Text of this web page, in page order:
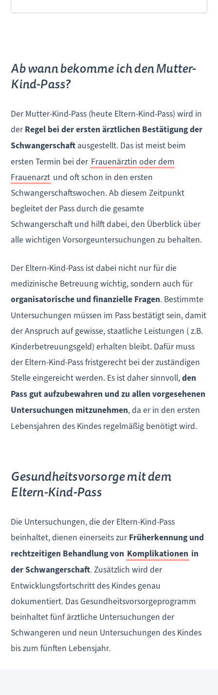
Ab wann bekomme ich den Mutter-
Kind-Pass?
Der Mutter-Kind-Pass (heute Eltern-Kind-Pass) wird in
der Regel bei der ersten ärztlichen Bestätigung der
Schwangerschaft ausgestellt. Das ist meist beim
ersten Termin bei der Frauenärztin oder dem
Frauenarzt und oft schon in den ersten
Schwangerschaftswochen. Ab diesem Zeitpunkt
begleitet der Pass durch die gesamte
Schwangerschaft und hilft dabei, den Überblick über
alle wichtigen Vorsorgeuntersuchungen zu behalten.
Der Eltern-Kind-Pass ist dabei nicht nur für die
medizinische Betreuung wichtig, sondern auch für
organisatorische und finanzielle Fragen. Bestimmte
Untersuchungen müssen im Pass bestätigt sein, damit
der Anspruch auf gewisse, staatliche Leistungen ( z.B.
Kinderbetreuungsgeld) erhalten bleibt. Dafür muss
der Eltern-Kind-Pass fristgerecht bei der zuständigen
Stelle eingereicht werden. Es ist daher sinnvoll,den
Pass gut aufzubewahren und zu allen vorgesehenen
Untersuchungen mitzunehmen, da er in den ersten
Lebensjahren des Kindes regelmäßig benötigt wird.
Gesundheitsvorsorge mit dem
Eltern-Kind-Pass
Die Untersuchungen, die der Eltern-Kind-Pass
beinhaltet, dienen einerseits zur Früherkennung und
rechtzeitigen Behandlung von Komplikationen in
der Schwangerschaft. Zusätzlich wird der
Entwicklungsfortschritt des Kindes genau
dokumentiert. Das Gesundheitsvorsorgeprogramm
beinhaltet fünf ärztliche Untersuchungen der
Schwangeren und neun Untersuchungen des Kindes
bis zum fünften Lebensjahr.